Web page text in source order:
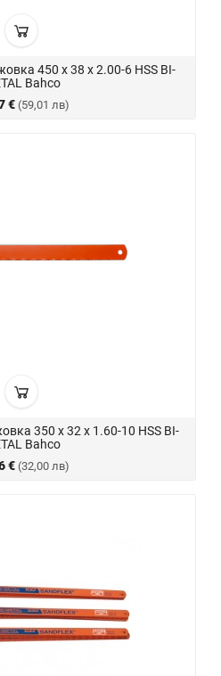
450 х 38 х 2.00-6 HSS BI-
Bahco
€ (59,01 лв)
350 х 32 х 1.60-10 HSS BI-
Bahco
€ (32,00 лв)